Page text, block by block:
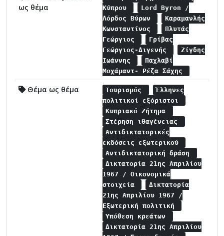
ως θέμα
Κύπρου
Lord Byron /
Λόρδος Βύρων
Καραμανλής
Κωνσταντίνος
Πλυτάς
Γεώργιος
Γρίβας
Γεώργιος-Διγενής
Ζίγδης
Ιωάννης
Παχλαβί
Μοχάμαντ- Ρέζα Σάχης
Θέμα ως θέμα Τουρισμός
Έλληνες
πολιτικοί εξόριστοι
Κυπριακό Ζήτημα
Στέρηση ιθαγένειας
Αντιδικτατορικές
εκδόσεις εξωτερικού
Αντιδικτατορική δράση
Δικτατορία 21ης Απριλίου
1967 / Οικονομικά
στοιχεία
Δικτατορία
21ης Απριλίου 1967 /
Εξωτερική πολιτική
Υπόθεση κρεάτων
Δικτατορία 21ης Απριλίου